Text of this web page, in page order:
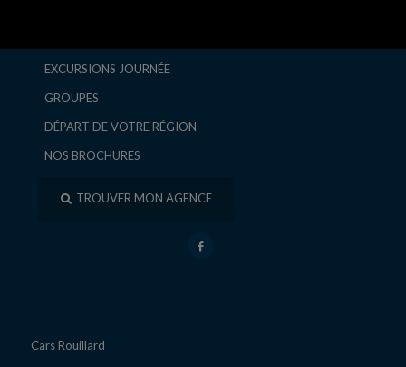
EXCURSIONS JOURNÉE
GROUPES
DÉPART DE VOTRE RÉGION
NOS BROCHURES
TROUVER MON AGENCE
Cars Rouillard